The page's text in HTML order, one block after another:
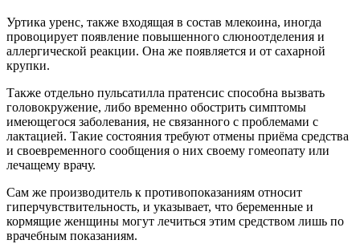
Уртика уренс, также входящая в состав млекоина, иногда
провоцирует появление повышенного слюноотделения и
аллергической реакции. Она же появляется и от сахарной
крупки.
Также отдельно пульсатилла пратенсис способна вызвать
головокружение, либо временно обострить симптомы
имеющегося заболевания, не связанного с проблемами с
лактацией. Такие состояния требуют отмены приёма средства
и своевременного сообщения о них своему гомеопату или
лечащему врачу.
Сам же производитель к противопоказаниям относит
гиперчувствительность, и указывает, что беременные и
кормящие женщины могут лечиться этим средством лишь по
врачебным показаниям.